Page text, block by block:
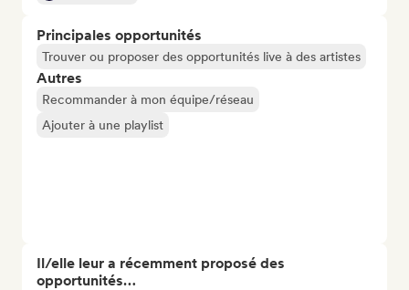
Principales opportunités
Trouver ou proposer des opportunités live à des artistes
Autres
Recommander à mon équipe/réseau
Ajouter à une playlist
Il/elle leur a récemment proposé des
opportunités…